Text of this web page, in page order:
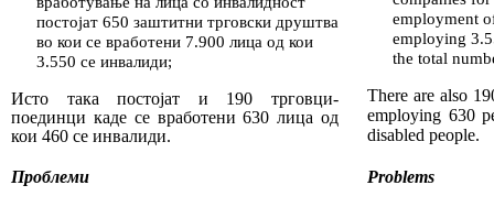
постојат 650 заштитни трговски друштва
во кои се вработени 7.900 лица од кои
3.550 се инвалиди;
Исто така постојат и 190 трговци-
поединци ка­де се вработени 630 лица од
кои 460 се инва­лиди.
employment
employing
the total
There are also
em­ploying 630
disabled people.
Проблеми Problems